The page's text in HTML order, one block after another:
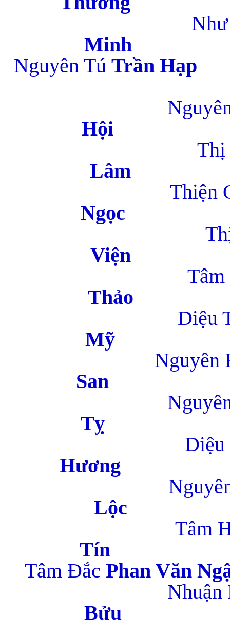
Như
Nguyên Tú
Thị
Thiện
Thị
Tâm
Diệu
Nguyên
Diệu
Tâm
Tâm Đắc
Nhuận